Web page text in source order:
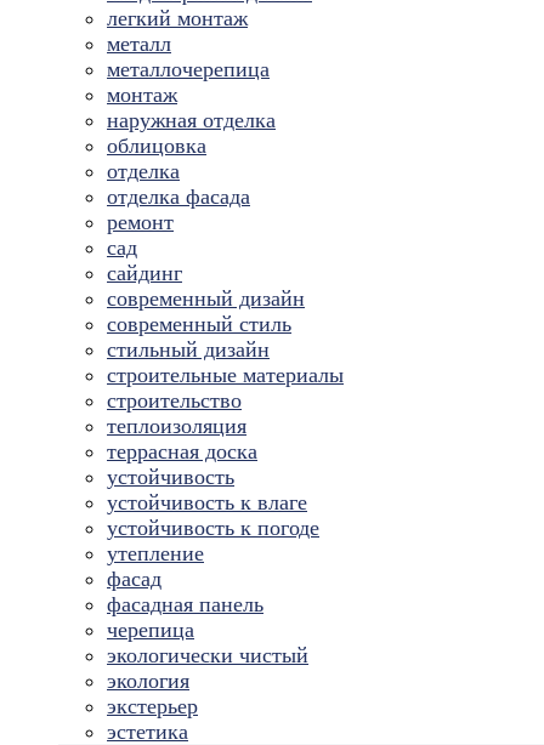
легкий монтаж
металл
металлочерепица
монтаж
наружная отделка
облицовка
отделка
отделка фасада
ремонт
сад
сайдинг
современный дизайн
современный стиль
стильный дизайн
строительные материалы
строительство
теплоизоляция
террасная доска
устойчивость
устойчивость к влаге
устойчивость к погоде
утепление
фасад
фасадная панель
черепица
экологически чистый
экология
экстерьер
эстетика